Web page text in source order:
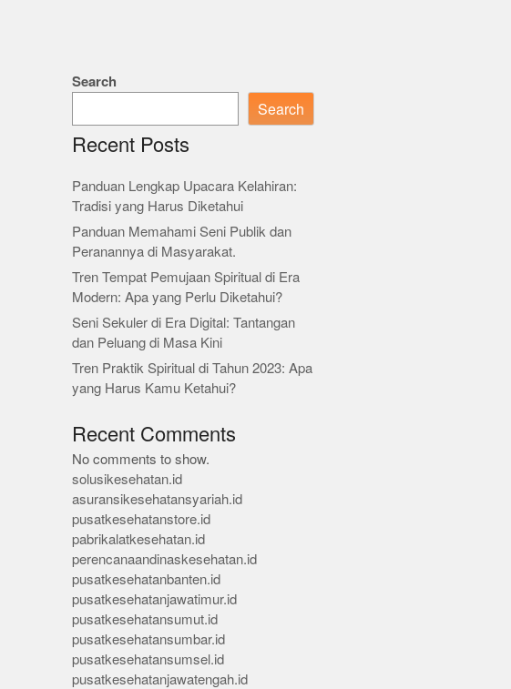
Search
Search
Recent Posts
Panduan Lengkap Upacara Kelahiran:
Tradisi yang Harus Diketahui
Panduan Memahami Seni Publik dan
Peranannya di Masyarakat.
Tren Tempat Pemujaan Spiritual di Era
Modern: Apa yang Perlu Diketahui?
Seni Sekuler di Era Digital: Tantangan
dan Peluang di Masa Kini
Tren Praktik Spiritual di Tahun 2023: Apa
yang Harus Kamu Ketahui?
Recent Comments
No comments to show.
solusikesehatan.id
asuransikesehatansyariah.id
pusatkesehatanstore.id
pabrikalatkesehatan.id
perencanaandinaskesehatan.id
pusatkesehatanbanten.id
pusatkesehatanjawatimur.id
pusatkesehatansumut.id
pusatkesehatansumbar.id
pusatkesehatansumsel.id
pusatkesehatanjawatengah.id